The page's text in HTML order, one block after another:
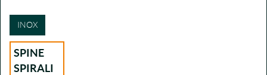
INOX
SPINE
SPIRALI